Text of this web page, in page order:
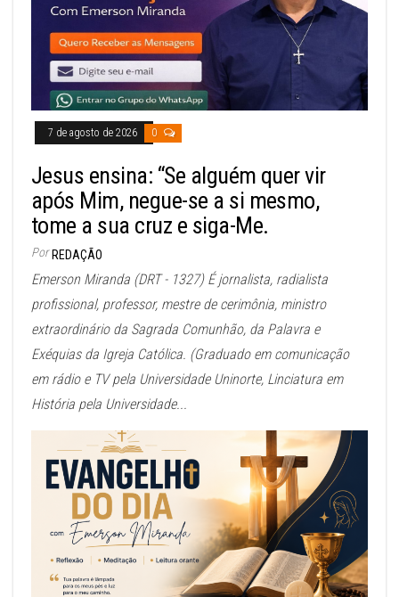
7 de agosto de 2026 0
Jesus ensina: “Se alguém quer vir
após Mim, negue-se a si mesmo,
tome a sua cruz e siga-Me.
Por REDAÇÃO
Emerson Miranda (DRT - 1327) É jornalista, radialista
profissional, professor, mestre de cerimônia, ministro
extraordinário da Sagrada Comunhão, da Palavra e
Exéquias da Igreja Católica. (Graduado em comunicação
em rádio e TV pela Universidade Uninorte, Linciatura em
História pela Universidade...